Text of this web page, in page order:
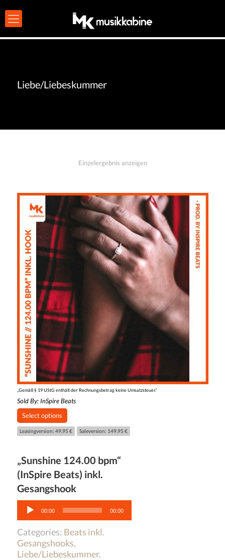
Liebe/Liebeskummer
Einzelergebnis anzeigen
„Gemäß § 19 UStG enthält der Rechnungsbetrag keine Umsatzsteuer.“
Sold By: InSpire Beats
Select options
Leasingversion: 49,95 € Saleversion: 149,95 €
„Sunshine 124.00 bpm“
(InSpire Beats) inkl.
Gesangshook
Audio-
Player
00:00 00:00
Categories: Beats inkl.
Gesangshooks,
Liebe/Liebeskummer.